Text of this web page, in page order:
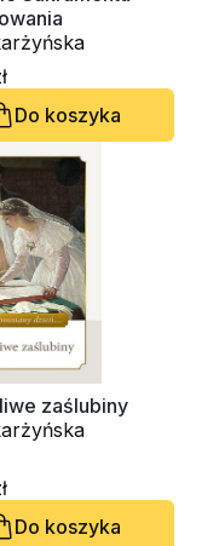
Do koszyka
zaślubiny
Do koszyka